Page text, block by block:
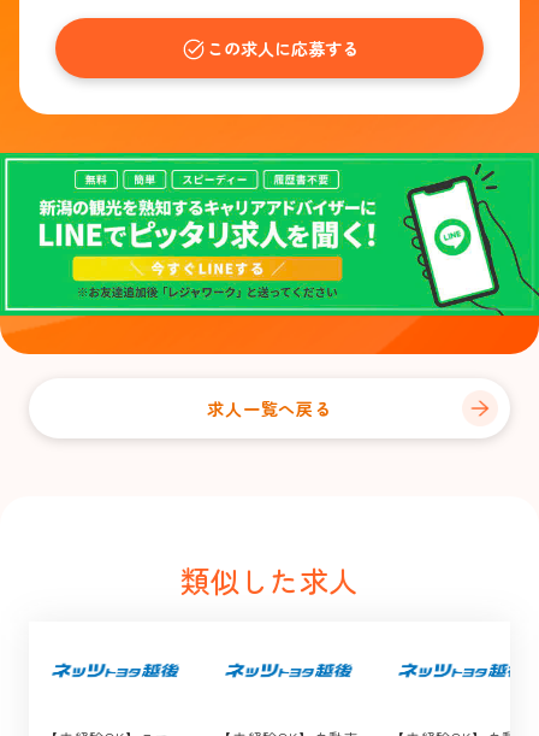
この求人に応募する
求人一覧へ戻る
類似した求人